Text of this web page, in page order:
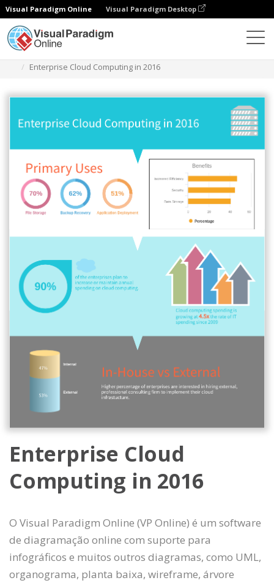
Visual Paradigm Online Visual Paradigm Desktop
Enterprise Cloud Computing in 2016
Enterprise Cloud
Computing in 2016
O Visual Paradigm Online (VP Online) é um software
de diagramação online com suporte para
infográficos e muitos outros diagramas, como UML,
organograma, planta baixa, wireframe, árvore